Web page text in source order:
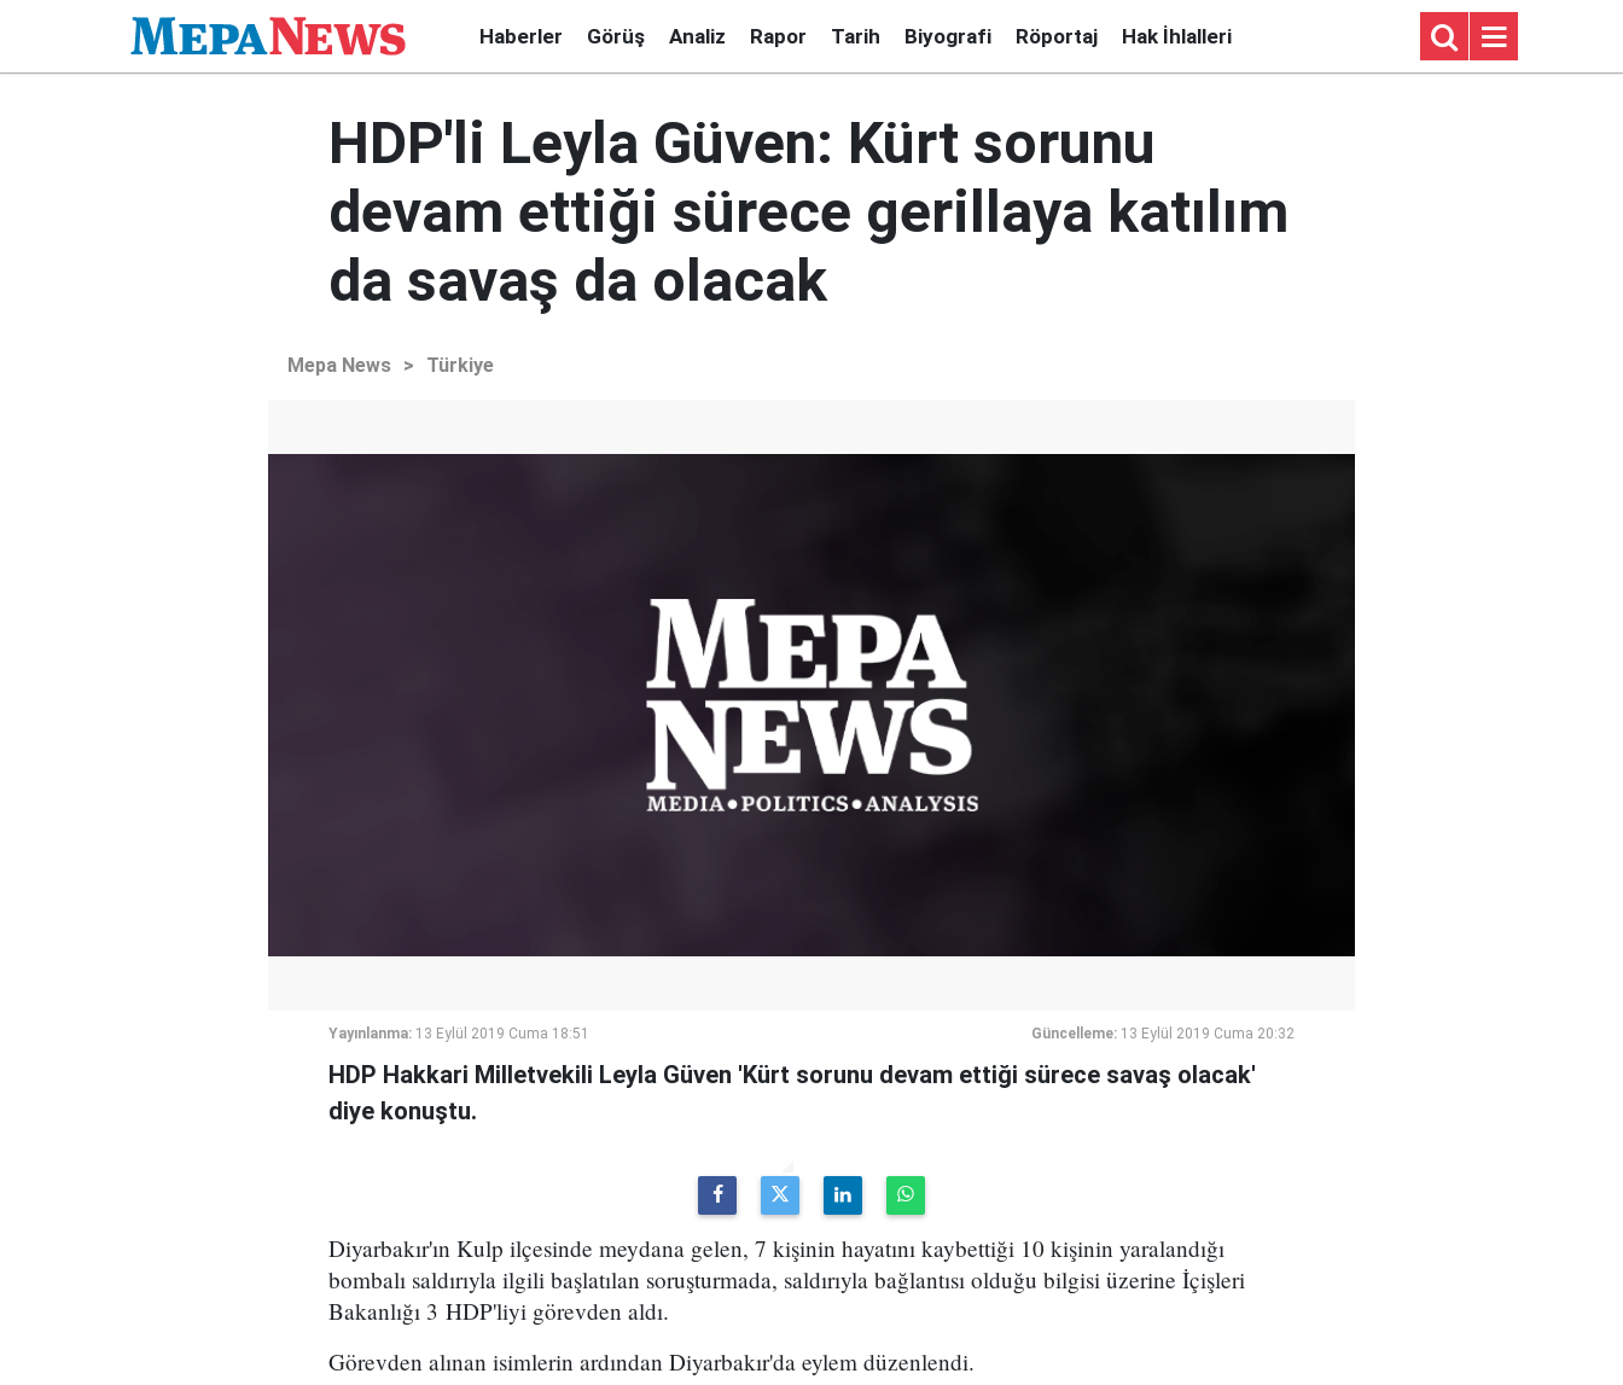
Haberler Görüş Analiz Rapor Tarih Biyografi Röportaj Hak İhlalleri
HDP'li Leyla Güven: Kürt sorunu
devam ettiği sürece gerillaya katılım
da savaş da olacak
Mepa News > Türkiye
Yayınlanma: 13 Eylül 2019 Cuma 18:51 Güncelleme: 13 Eylül 2019 Cuma 20:32
HDP Hakkari Milletvekili Leyla Güven 'Kürt sorunu devam ettiği sürece savaş olacak'
diye konuştu.
Diyarbakır'ın Kulp ilçesinde meydana gelen, 7 kişinin hayatını kaybettiği 10 kişinin yaralandığı
bombalı saldırıyla ilgili başlatılan soruşturmada, saldırıyla bağlantısı olduğu bilgisi üzerine İçişleri
Bakanlığı 3 HDP'liyi görevden aldı.
Görevden alınan isimlerin ardından Diyarbakır'da eylem düzenlendi.